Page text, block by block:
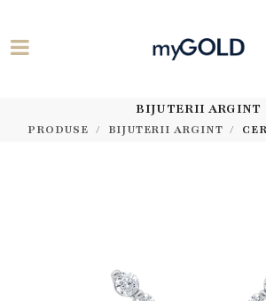
BIJUTERII ARGINT
PRODUSE BIJUTERII ARGINT